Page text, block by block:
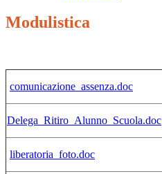
Modulistica
comunicazione_assenza.doc
Delega_Ritiro_Alunno_Scuola.doc
liberatoria_foto.doc